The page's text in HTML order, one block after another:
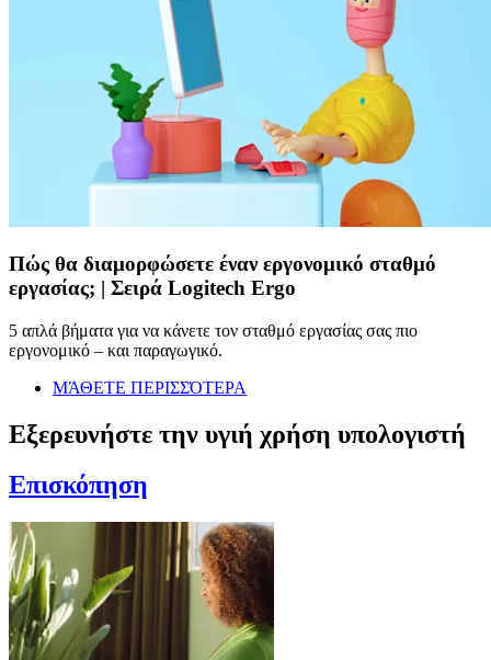
Πώς θα διαμορφώσετε έναν εργονομικό σταθμό
εργασίας; | Σειρά Logitech Ergo
5 απλά βήματα για να κάνετε τον σταθμό εργασίας σας πιο
εργονομικό – και παραγωγικό.
ΜΆΘΕΤΕ ΠΕΡΙΣΣΌΤΕΡΑ
Εξερευνήστε την υγιή χρήση υπολογιστή
Επισκόπηση